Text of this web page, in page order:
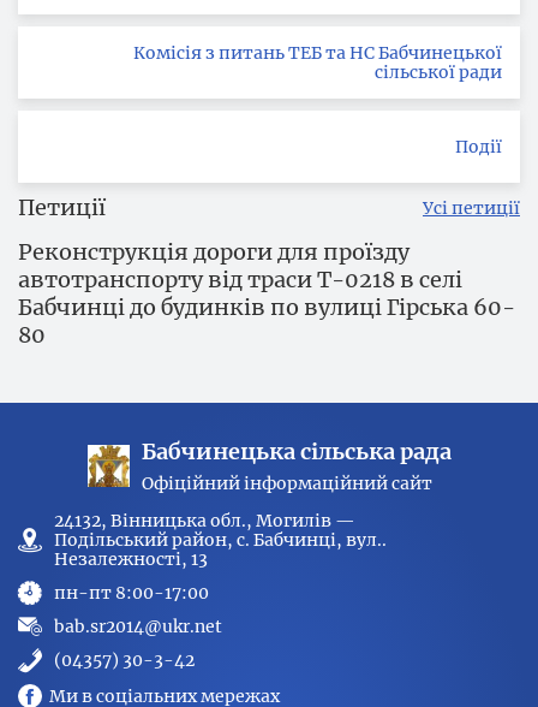
Комісія з питань ТЕБ та НС Бабчинецької
сільської ради
Події
Петиції Усі петиції
Реконструкція дороги для проїзду
автотранспорту від траси Т-0218 в селі
Бабчинці до будинків по вулиці Гірська 60-
80
Бабчинецька сільська рада
Офіційний інформаційний сайт
24132, Вінницька обл., Могилів —
Подільський район, с. Бабчинці, вул..
Незалежності, 13
пн-пт 8:00-17:00
bab.sr2014@ukr.net
(04357) 30-3-42
Ми в соціальних мережах